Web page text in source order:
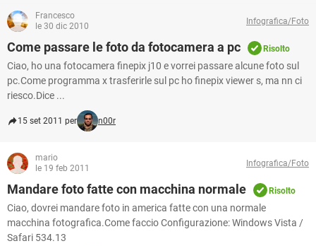
Francesco
le 30 dic 2010
Infografica/Foto
Come passare le foto da fotocamera a pc Risolto
Ciao, ho una fotocamera finepix j10 e vorrei passare alcune foto sul
pc.Come programma x trasferirle sul pc ho finepix viewer s, ma nn ci
riesco.Dice ...
15 set 2011 per n00r
mario
le 19 feb 2011
Infografica/Foto
Mandare foto fatte con macchina normale Risolto
Ciao, dovrei mandare foto in america fatte con una normale
macchina fotografica.Come faccio Configurazione: Windows Vista /
Safari 534.13